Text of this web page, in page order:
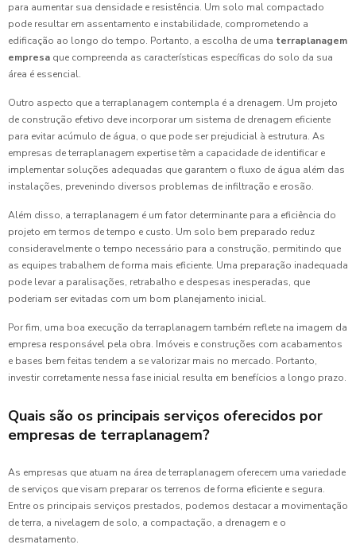
para aumentar sua densidade e resistência. Um solo mal compactado
pode resultar em assentamento e instabilidade, comprometendo a
edificação ao longo do tempo. Portanto, a escolha de uma terraplanagem
empresa que compreenda as características específicas do solo da sua
área é essencial.
Outro aspecto que a terraplanagem contempla é a drenagem. Um projeto
de construção efetivo deve incorporar um sistema de drenagem eficiente
para evitar acúmulo de água, o que pode ser prejudicial à estrutura. As
empresas de terraplanagem expertise têm a capacidade de identificar e
implementar soluções adequadas que garantem o fluxo de água além das
instalações, prevenindo diversos problemas de infiltração e erosão.
Além disso, a terraplanagem é um fator determinante para a eficiência do
projeto em termos de tempo e custo. Um solo bem preparado reduz
consideravelmente o tempo necessário para a construção, permitindo que
as equipes trabalhem de forma mais eficiente. Uma preparação inadequada
pode levar a paralisações, retrabalho e despesas inesperadas, que
poderiam ser evitadas com um bom planejamento inicial.
Por fim, uma boa execução da terraplanagem também reflete na imagem da
empresa responsável pela obra. Imóveis e construções com acabamentos
e bases bem feitas tendem a se valorizar mais no mercado. Portanto,
investir corretamente nessa fase inicial resulta em benefícios a longo prazo.
Quais são os principais serviços oferecidos por
empresas de terraplanagem?
As empresas que atuam na área de terraplanagem oferecem uma variedade
de serviços que visam preparar os terrenos de forma eficiente e segura.
Entre os principais serviços prestados, podemos destacar a movimentação
de terra, a nivelagem de solo, a compactação, a drenagem e o
desmatamento.